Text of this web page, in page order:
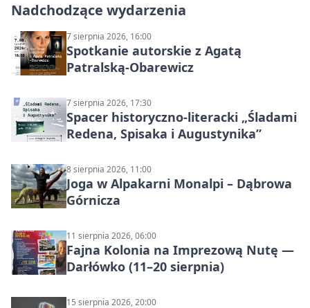
Nadchodzące wydarzenia
7 sierpnia 2026, 16:00
Spotkanie autorskie z Agatą
Patralską-Obarewicz
7 sierpnia 2026, 17:30
Spacer historyczno-literacki „Śladami
Redena, Spisaka i Augustynika”
8 sierpnia 2026, 11:00
Joga w Alpakarni Monalpi – Dąbrowa
Górnicza
11 sierpnia 2026, 06:00
Fajna Kolonia na Imprezową Nutę —
Darłówko (11–20 sierpnia)
15 sierpnia 2026, 20:00